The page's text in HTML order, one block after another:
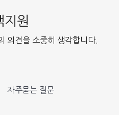
지원
의견을 소중히 생각합니다.
자주묻는 질문